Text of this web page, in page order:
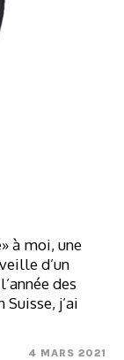
à moi, une
d’un
des
j’ai
4 MARS 2021